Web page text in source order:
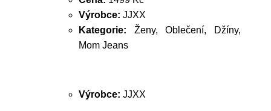
Výrobce: JJXX
Kategorie: Ženy, Oblečení, Džíny,
Mom Jeans
Výrobce: JJXX